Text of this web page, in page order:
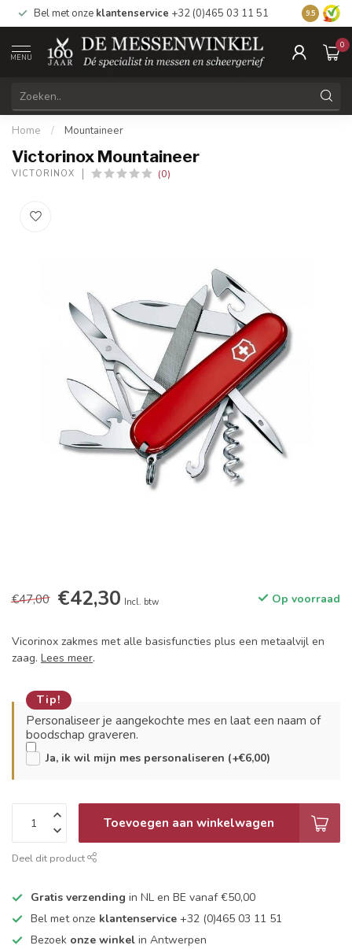
Bel met onze klantenservice +32 (0)465 03 11 51 Bezoek
9.5
MENU
0
Home / Mountaineer
Victorinox Mountaineer
VICTORINOX (0)
€47,00 €42,30 Incl. btw Op voorraad
Vicorinox zakmes met alle basisfuncties plus een metaalvijl en
zaag. Lees meer.
Tip!
Personaliseer je aangekochte mes en laat een naam of
boodschap graveren.
Ja, ik wil mijn mes personaliseren (+€6,00)
Toevoegen aan winkelwagen
Deel dit product
Gratis verzending in NL en BE vanaf €50,00
Bel met onze klantenservice +32 (0)465 03 11 51
Bezoek onze winkel in Antwerpen